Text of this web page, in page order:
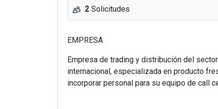
2 Solicitudes
EMPRESA
Empresa de trading y distribución del
internacional, especializada en producto
incorporar personal para su equipo de call